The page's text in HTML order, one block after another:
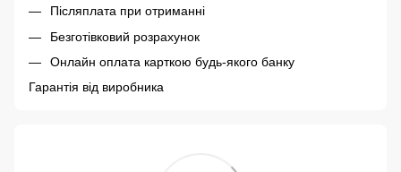
Післяплата при отриманні
Безготівковий розрахунок
Онлайн оплата карткою будь-якого банку
Гарантія від виробника